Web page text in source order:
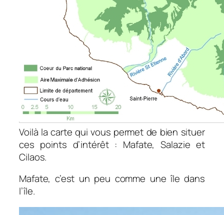
Voilà la carte qui vous permet de bien situer
ces points d’intérêt : Mafate, Salazie et
Cilaos.
Mafate, c’est un peu comme une île dans
l’île.